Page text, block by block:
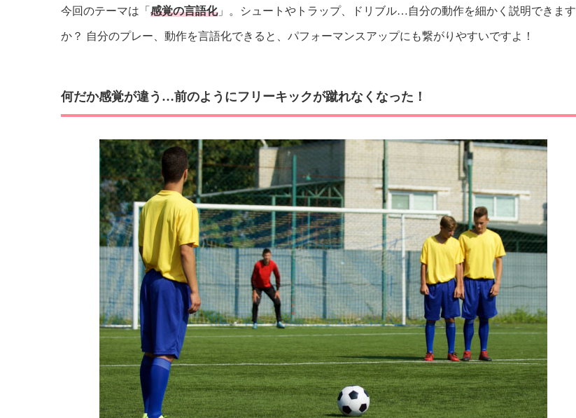
今回のテーマは「 感覚の言語化」。シュートやトラップ、ドリブル…自分の動作を細かく説明できます
か？ 自分のプレー、動作を言語化できると、パフォーマンスアップにも繋がりやすいですよ！
何だか感覚が違う…前のようにフリーキックが蹴れなくなった！